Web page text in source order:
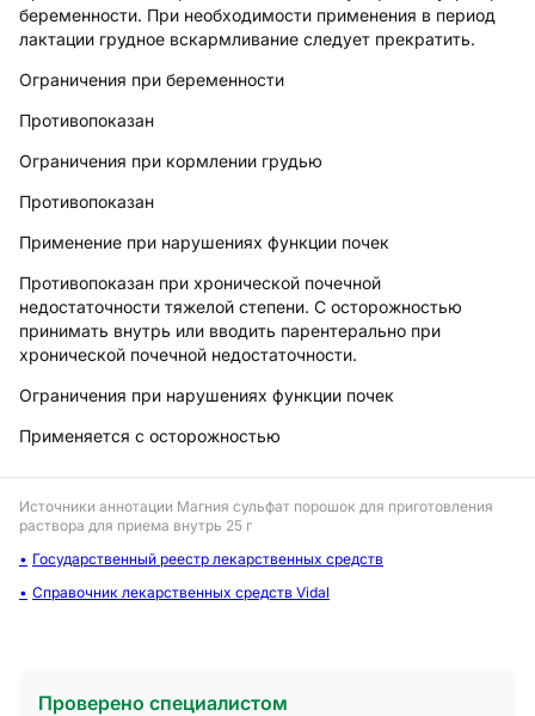
беременности. При необходимости применения в период
лактации грудное вскармливание следует прекратить.
Ограничения при беременности
Противопоказан
Ограничения при кормлении грудью
Противопоказан
Применение при нарушениях функции почек
Противопоказан при хронической почечной
недостаточности тяжелой степени. C осторожностью
принимать внутрь или вводить парентерально при
хронической почечной недостаточности.
Ограничения при нарушениях функции почек
Применяется с осторожностью
Источники аннотации Магния сульфат порошок для приготовления
раствора для приема внутрь 25 г
Государственный реестр лекарственных средств
Справочник лекарственных средств Vidal
Проверено специалистом